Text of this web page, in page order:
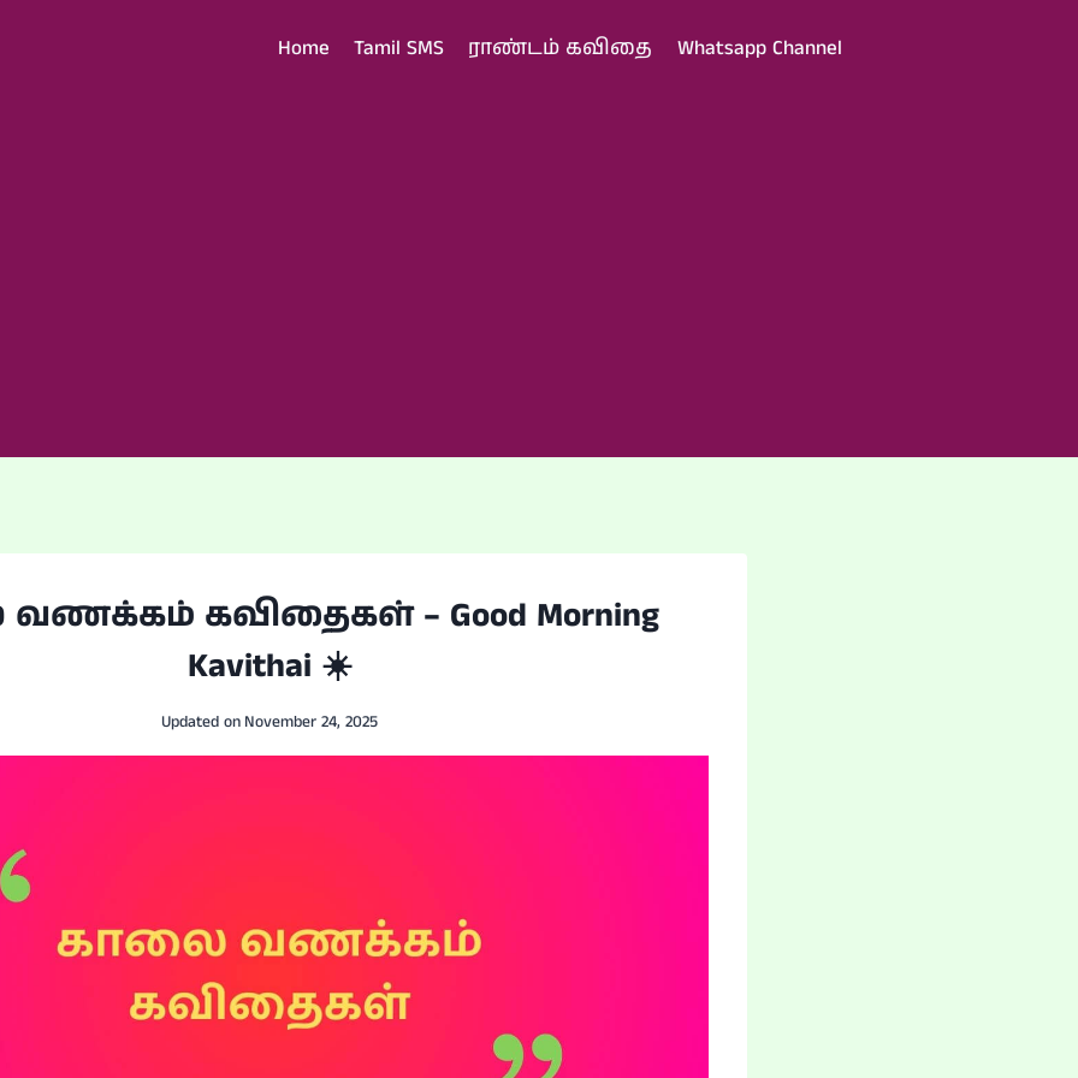
Home Tamil SMS ராண்டம் கவிதை Whatsapp Channel
கவிதைகள் – Good Morning
Kavithai ☀️
Updated on November 24, 2025